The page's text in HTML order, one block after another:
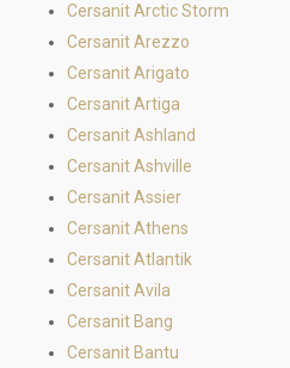
Cersanit Arctic Storm
Cersanit Arezzo
Cersanit Arigato
Cersanit Artiga
Cersanit Ashland
Cersanit Ashville
Cersanit Assier
Cersanit Athens
Cersanit Atlantik
Cersanit Avila
Cersanit Bang
Cersanit Bantu